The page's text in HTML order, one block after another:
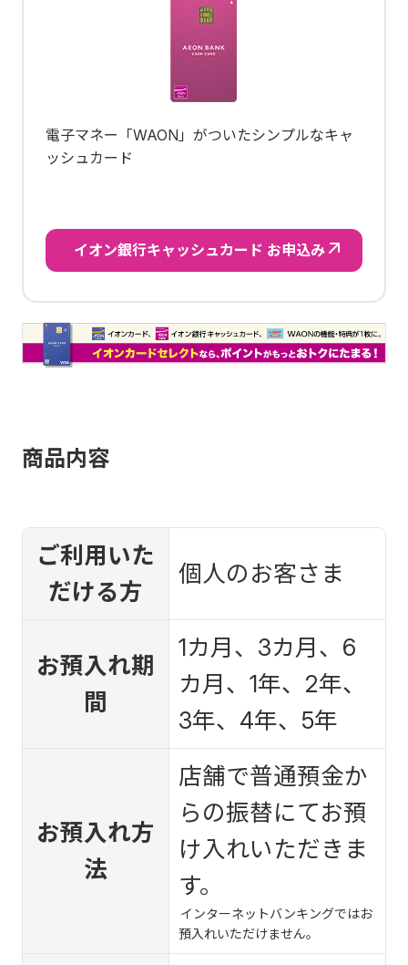
電子マネー「WAON」がついたシンプルなキャ
ッシュカード
イオン銀行キャッシュカード お申込み
商品内容
ご利用いた
だける方
個人のお客さま
お預入れ期
間
1カ月、3カ月、6
カ月、1年、2年、
3年、4年、5年
お預入れ方
法
店舗で普通預金か
らの振替にてお預
け入れいただきま
す。
インターネットバンキングではお
預入れいただけません。